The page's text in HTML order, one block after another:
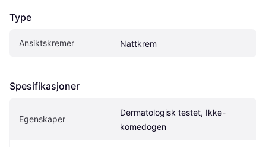
Type
Ansiktskremer Nattkrem
Spesifikasjoner
Egenskaper
Dermatologisk testet, Ikke-
komedogen